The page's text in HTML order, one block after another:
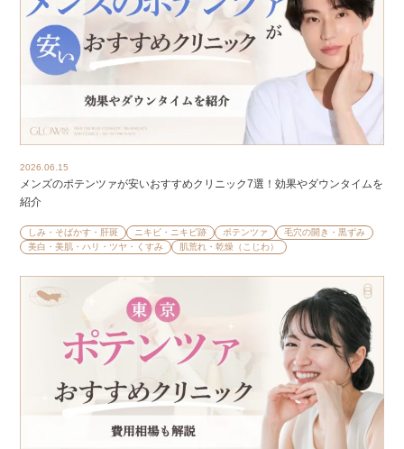
2026.06.15
メンズのポテンツァが安いおすすめクリニック7選！効果やダウンタイムを
紹介
しみ・そばかす・肝斑 ニキビ・ニキビ跡 ポテンツァ
毛穴の開き・黒ずみ
美白・美肌・ハリ・ツヤ・くすみ
肌荒れ・乾燥（こじわ）